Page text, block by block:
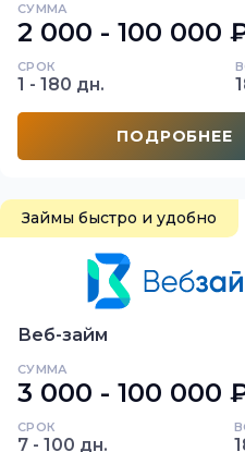
СУММА
2 000 - 100 000
СРОК
1 - 180 дн.
ПОДРОБНЕЕ
Займы быстро и удобно
Веб-займ
СУММА
3 000 - 100 000
СРОК
7 - 100 дн.